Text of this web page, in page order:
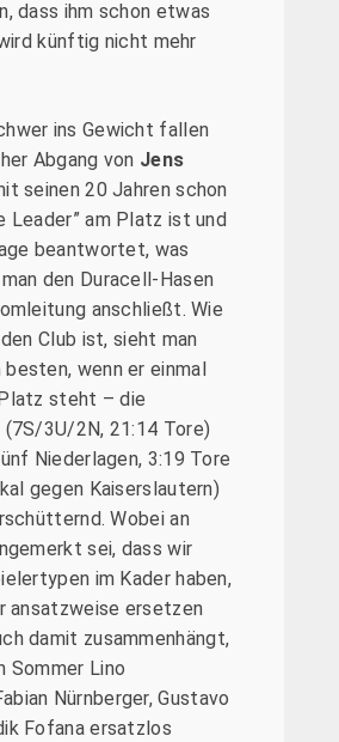
dass ihm schon etwas
künftig nicht mehr
ins Gewicht fallen
Abgang von Jens
seinen 20 Jahren schon
Leader” am Platz ist und
beantwortet, was
den Duracell-Hasen
anschließt. Wie
Club ist, sieht man
besten, wenn er einmal
steht – die
3U/2N, 21:14 Tore)
Niederlagen, 3:19 Tore
gegen Kaiserslautern)
Wobei an
sei, dass wir
im Kader haben,
ansatzweise ersetzen
damit zusammenhängt,
Sommer Lino
Nürnberger, Gustavo
Fofana ersatzlos